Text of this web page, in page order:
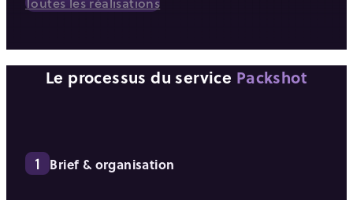
Le processus du service Packshot
1 Brief & organisation